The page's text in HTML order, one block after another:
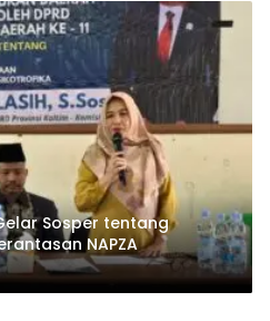
Sosper tentang
NAPZA